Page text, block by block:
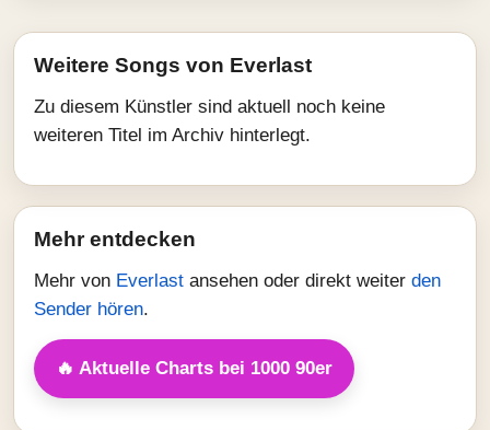
Weitere Songs von Everlast
Zu diesem Künstler sind aktuell noch keine
weiteren Titel im Archiv hinterlegt.
Mehr entdecken
Mehr von Everlast ansehen oder direkt weiter den
Sender hören.
🔥 Aktuelle Charts bei 1000 90er